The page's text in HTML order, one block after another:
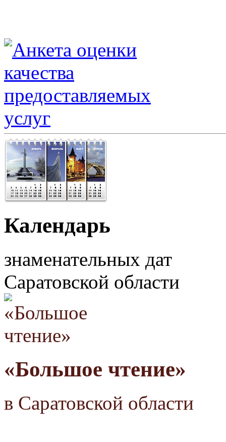
Календарь
знаменательных дат
Саратовской области
«Большое чтение»
в Саратовской области